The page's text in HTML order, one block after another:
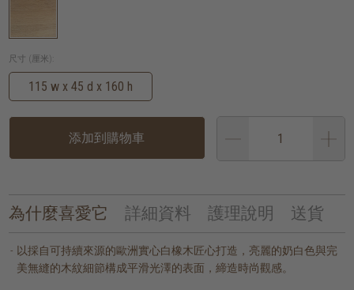
尺寸 (厘米):
115 w x 45 d x 160 h
添加到購物車
為什麼喜愛它 詳細資料 護理說明 送貨
以採自可持續來源的歐洲實心白橡木匠心打造，亮麗的奶白色與完
美無縫的木紋細節構成平滑光澤的表面，締造時尚觀感。